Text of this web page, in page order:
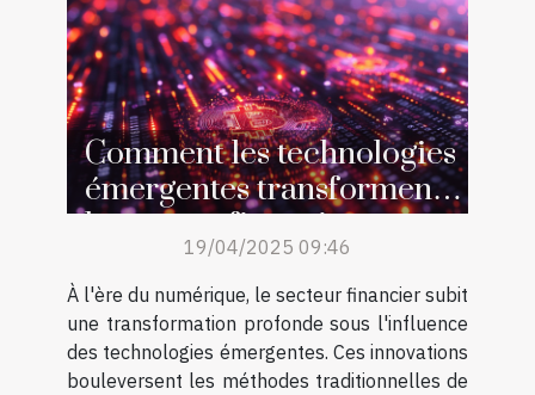
Comment les technologies
émergentes transforment
le secteur financier
19/04/2025 09:46
À l'ère du numérique, le secteur financier subit
une transformation profonde sous l'influence
des technologies émergentes. Ces innovations
bouleversent les méthodes traditionnelles de